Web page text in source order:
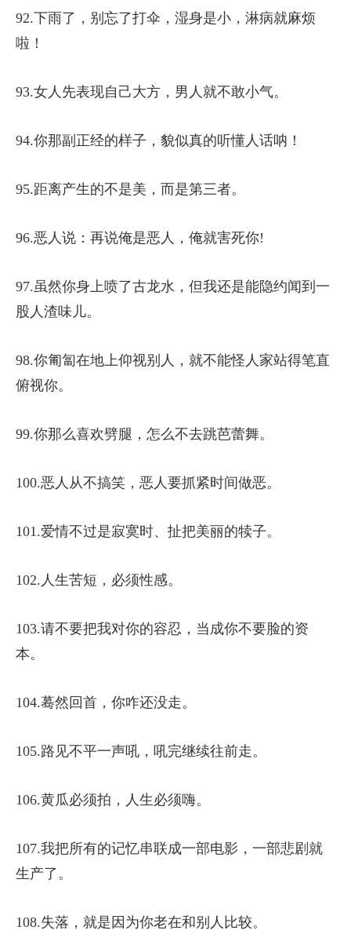
92.下雨了，别忘了打伞，湿身是小，淋病就麻烦
啦！
93.女人先表现自己大方，男人就不敢小气。
94.你那副正经的样子，貌似真的听懂人话呐！
95.距离产生的不是美，而是第三者。
96.恶人说：再说俺是恶人，俺就害死你!
97.虽然你身上喷了古龙水，但我还是能隐约闻到一
股人渣味儿。
98.你匍匐在地上仰视别人，就不能怪人家站得笔直
俯视你。
99.你那么喜欢劈腿，怎么不去跳芭蕾舞。
100.恶人从不搞笑，恶人要抓紧时间做恶。
101.爱情不过是寂寞时、扯把美丽的犊子。
102.人生苦短，必须性感。
103.请不要把我对你的容忍，当成你不要脸的资
本。
104.蓦然回首，你咋还没走。
105.路见不平一声吼，吼完继续往前走。
106.黄瓜必须拍，人生必须嗨。
107.我把所有的记忆串联成一部电影，一部悲剧就
生产了。
108.失落，就是因为你老在和别人比较。